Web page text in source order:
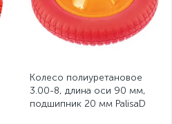
Колесо полиуретановое
3.00-8, длина оси 90 мм,
подшипник 20 мм PalisaD